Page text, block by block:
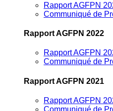
Rapport AGFPN
Communiqué de
Rapport AGFPN 2022
Rapport AGFPN
Communiqué de
Rapport AGFPN 2021
Rapport AGFPN
Communiqué de